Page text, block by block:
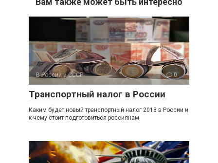
В России и СССР 0
Транспортный налог в России
Каким будет новый транспортный налог 2018 в России и
к чему стоит подготовиться россиянам